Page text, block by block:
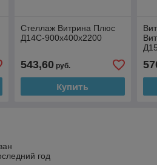
Стеллаж Витрина Плюс
Д14С-900х400х2200
543,60руб.
Купить
год